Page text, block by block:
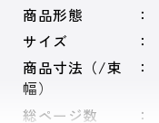
商品形態
サイズ
商品寸法（/束
幅）
総ページ数